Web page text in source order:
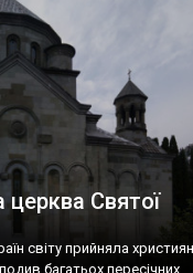
(postaki)…” “Вино. Крим
його вдосталь: воно все
церква Святої
світу прийняла
багатьох пересічних